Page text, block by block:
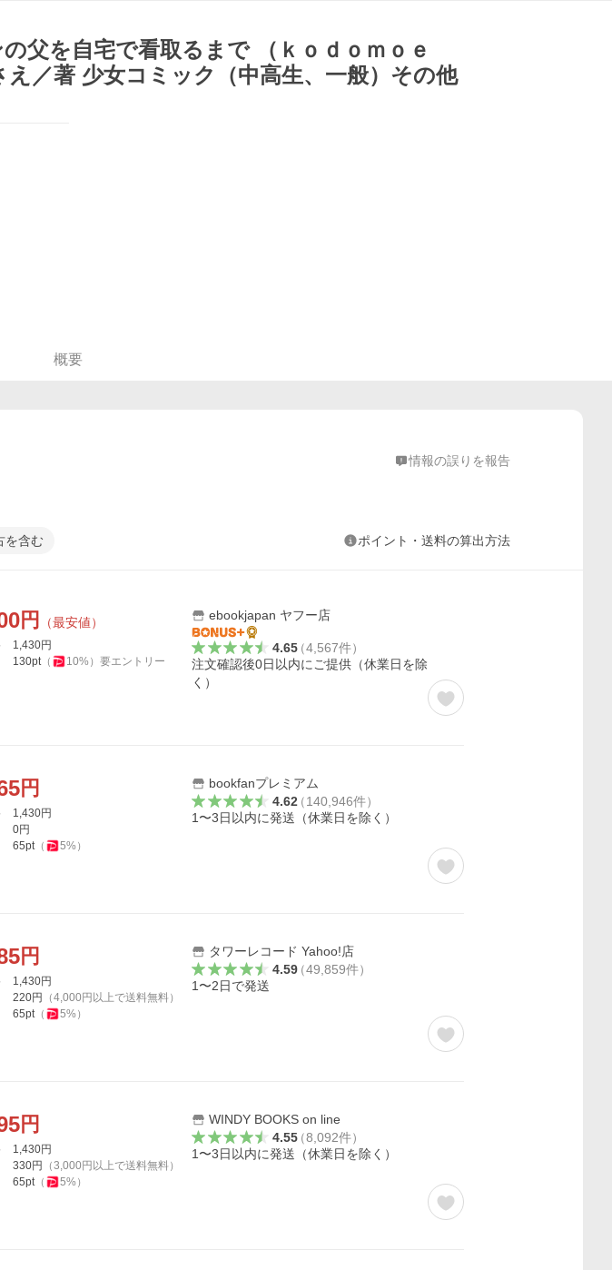
父を自宅で看取るまで （ｋｏｄｏｍｏｅ
え／著 少女コミック（中高生、一般）その他
概要
情報の誤りを報告
を含む ポイント・送料の算出方法
円 （最安値）
1,430円
130pt（ 10%） 要エントリー
ebookjapan ヤフー店
4.65（4,567件）
注文確認後0日以内にご提供（休業日を除
く）
円
1,430円
0円
65pt（ 5%）
bookfanプレミアム
4.62（140,946件）
1〜3日以内に発送（休業日を除く）
円
1,430円
220円 （4,000 円以上で送料無料）
65pt（ 5%）
タワーレコード Yahoo!店
4.59（49,859件）
1〜2日で発送
円
1,430円
330円 （3,000 円以上で送料無料）
65pt（ 5%）
WINDY BOOKS on line
4.55（8,092件）
1〜3日以内に発送（休業日を除く）